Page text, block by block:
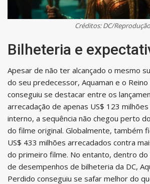
Créditos: DC/Reprodução
Bilheteria e
Apesar de não ter alcançado o mesmo
do seu predecessor, Aquaman e o
conseguiu se destacar entre os
arrecadação de apenas US$ 123
interno, a sequência não chegou perto
do filme original. Globalmente, também
US$ 433 milhões arrecadados contra
do primeiro filme. No entanto, dentro
de desempenhos de bilheteria da DC,
Perdido conseguiu se safar melhor do